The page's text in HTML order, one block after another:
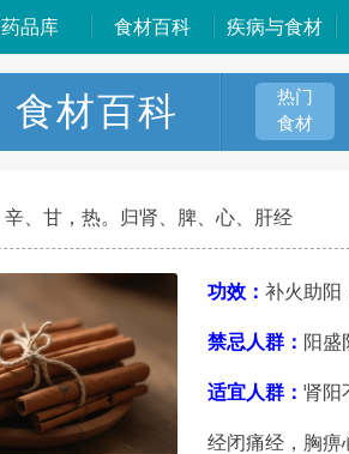
药品库 食材百科 疾病与食材
食材百科
热门
食材
辛、甘，热。归肾、脾、心、肝经
功效： 补火助阳
禁忌人群： 阳盛
适宜人群： 肾阳
经闭痛经，胸痹